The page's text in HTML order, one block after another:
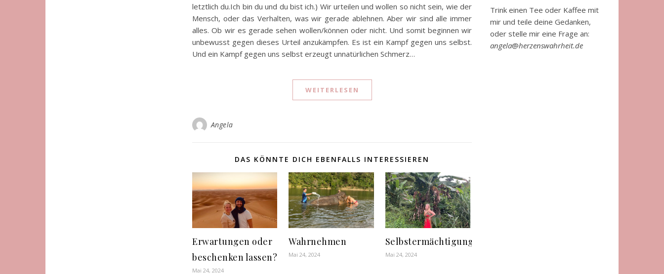
letztlich du.Ich bin du und du bist ich.) Wir urteilen und wollen so nicht sein, wie der
Mensch, oder das Verhalten, was wir gerade ablehnen. Aber wir sind alle immer
alles. Ob wir es gerade sehen wollen/können oder nicht. Und somit beginnen wir
unbewusst gegen dieses Urteil anzukämpfen. Es ist ein Kampf gegen uns selbst.
Und ein Kampf gegen uns selbst erzeugt unnatürlichen Schmerz…
WEITERLESEN
Angela
DAS KÖNNTE DICH EBENFALLS INTERESSIEREN
Erwartungen oder
beschenken lassen?
Mai 24, 2024
Wahrnehmen
Mai 24, 2024
Selbstermächtigung
Mai 24, 2024
Trink einen Tee oder Kaffee mit
mir und teile deine Gedanken,
oder stelle mir eine Frage an:
angela@herzenswahrheit.de